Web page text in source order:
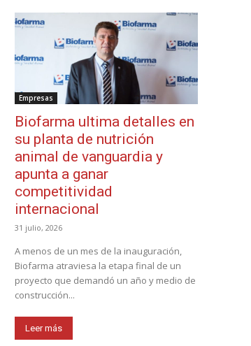
Empresas
Biofarma ultima detalles en
su planta de nutrición
animal de vanguardia y
apunta a ganar
competitividad
internacional
31 julio, 2026
A menos de un mes de la inauguración,
Biofarma atraviesa la etapa final de un
proyecto que demandó un año y medio de
construcción...
Leer más